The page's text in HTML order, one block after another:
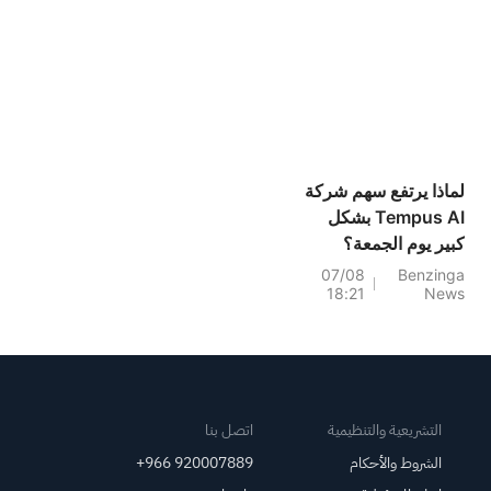
لماذا يرتفع سهم شركة
Tempus AI بشكل
كبير يوم الجمعة؟
Benzinga
News
07/08
18:21
التشريعية والتنظيمية
الشروط والأحكام
اتصل بنا
+966 920007889